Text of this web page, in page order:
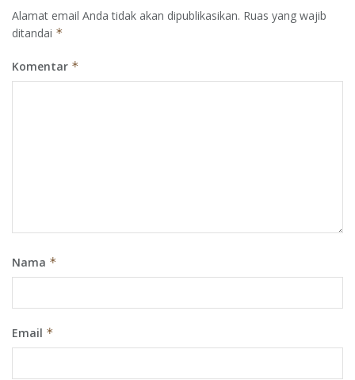
Alamat email Anda tidak akan dipublikasikan. Ruas yang wajib
ditandai *
Komentar *
Nama *
Email *